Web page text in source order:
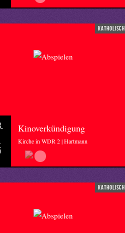
katholisch
Kinoverkündigung
Kirche in WDR 2 | Hartmann
katholisch